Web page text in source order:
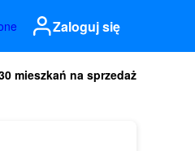
Zaloguj się
mieszkań na sprzedaż